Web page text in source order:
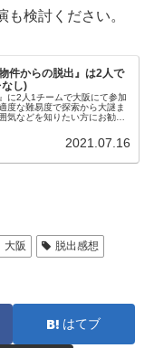
検討ください。
件からの脱出』は2人で
し)
に2人1チームで大阪にて参加
度な難易度で探索から大謎ま
気などを知りたい方にお勧め
2021.07.16
大阪 脱出感想
はてブ